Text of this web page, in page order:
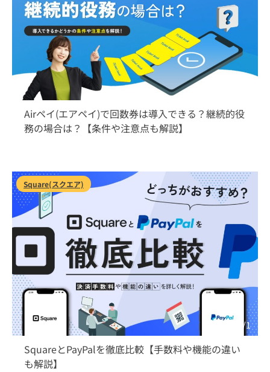
Airペイ(エアペイ)で回数券は導入できる？継続的役
務の場合は？【条件や注意点も解説】
2026/8/1
Square(スクエア)
SquareとPayPalを徹底比較【手数料や機能の違い
も解説】